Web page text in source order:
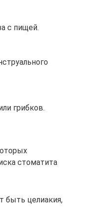
с пищей.
грибков.
стоматита
быть целиакия,